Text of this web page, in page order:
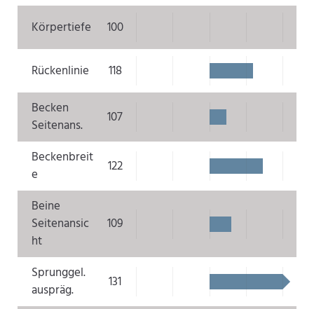
Körpertiefe 100
Rückenlinie
118
Becken
Seitenans.
107
Beckenbreit
e
122
Beine
Seitenansic
ht
109
Sprunggel.
auspräg.
131